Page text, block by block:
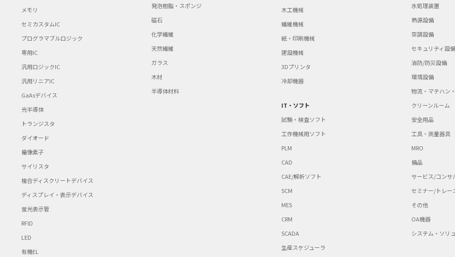
メモリ
セミカスタムIC
プログラマブルロジック
専用IC
汎用ロジックIC
汎用リニアIC
GaAsデバイス
光半導体
トランジスタ
ダイオード
撮像素子
サイリスタ
複合ディスクリートデバイス
ディスプレイ・表示デバイス
蛍光表示管
RFID
LED
有機EL
発泡樹脂・スポンジ
磁石
化学繊維
天然繊維
ガラス
木材
半導体材料
木工機械
繊維機械
紙・印刷機械
建設機械
3Dプリンタ
冷却機器
IT・ソフト
試験・検査ソフト
工作機械用ソフト
PLM
CAD
CAE/解析ソフト
SCM
MES
CRM
SCADA
生産スケジューラ
水処理装置
熱源設備
空調設備
セキュリティ設備
消防/防災設備
環境設備
物流・マテハン
クリーンルーム
安全用品
工具・測量器具
MRO
備品
サービス/コンサ
セミナー/トレー
その他
OA機器
システム・ソリ